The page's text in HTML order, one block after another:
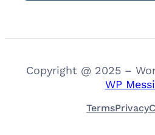
Copyright @ 2025 –
WP
TermsPrivacy